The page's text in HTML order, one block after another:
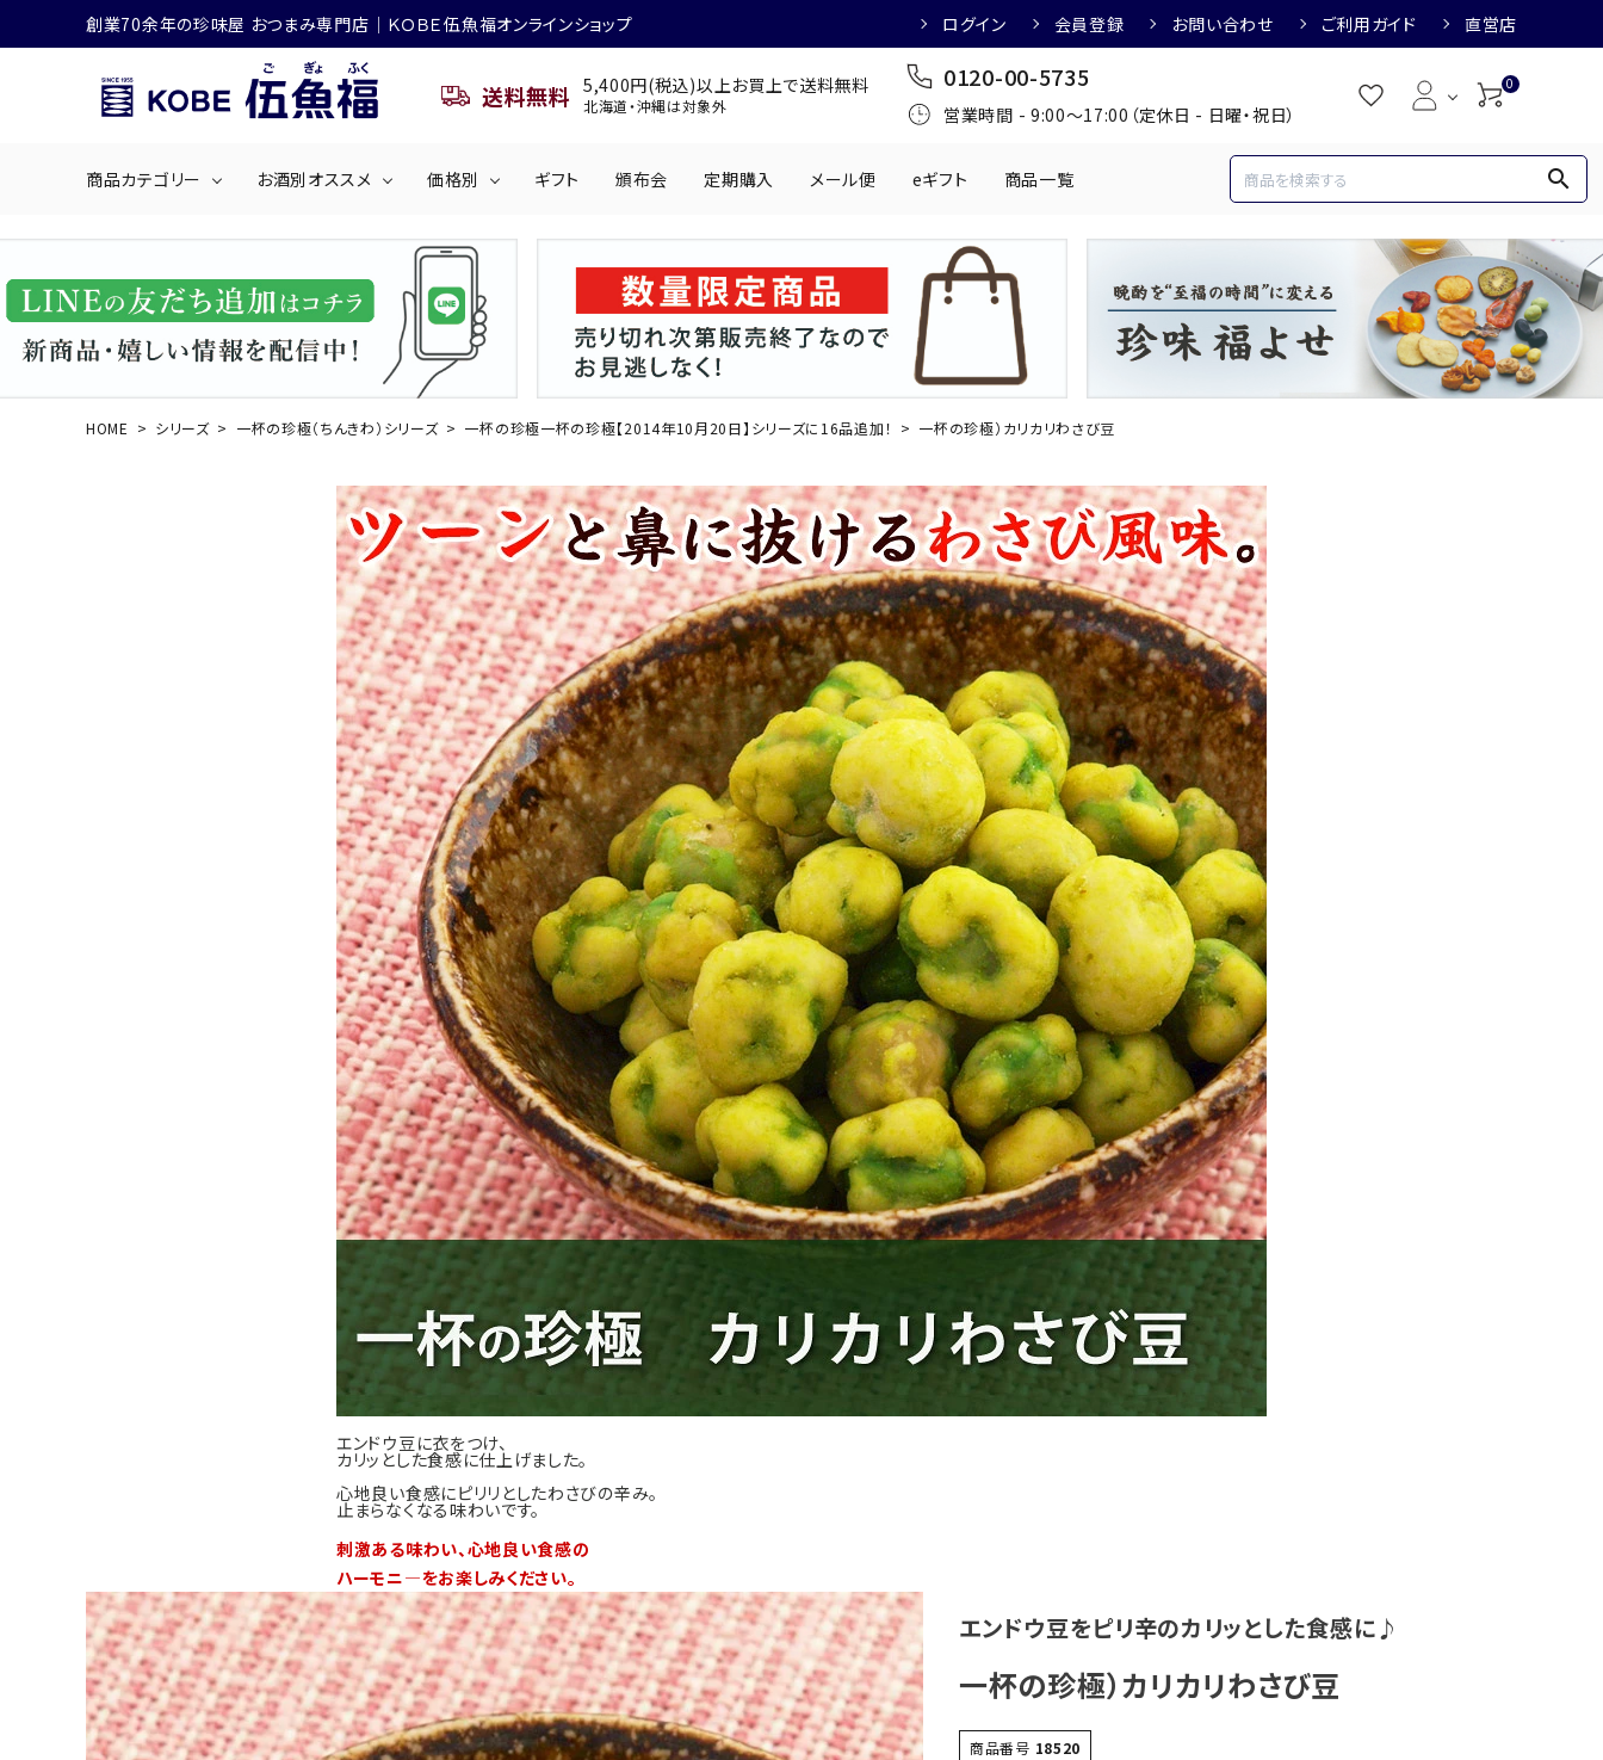
創業70余年の珍味屋 おつまみ専門店│ＫＯＢＥ伍魚福オンラインショップ ログイン 会員登録 お問い合わせ ご利用ガイド 直営店
送料無料 5,400円(税込)以上お買上で送料無料
北海道・沖縄は対象外
0120-00-5735
営業時間 - 9:00～17:00（定休日 - 日曜・祝日）
0
商品カテゴリー
くぎ煮 海産物 乳製品 かわきもの
佃煮・ごはんのおとも 丸う
お酒別オススメ
日本酒におすすめ 焼酎におすすめ
価格別
501円～1,000円 1,001円～2,000円 2,001円～3,000円 3,001円～4,000円
4,001円～5,000円 5,001円～
ギフト 頒布会 定期購入 メール便 eギフト 商品一覧 search
ACCOUNT MENU
ログイン 会員登録
HOME シリーズ 一杯の珍極（ちんきわ）シリーズ 一杯の珍極一杯の珍極【2014年10月20日】シリーズに16品追加！ 一杯の珍極）カリカリわさび豆
エンドウ豆に衣をつけ、
カリッとした食感に仕上げました。
心地良い食感にピリリとしたわさびの辛み。
止まらなくなる味わいです。
刺激ある味わい、心地良い食感の
ハーモニ―をお楽しみください。
エンドウ豆をピリ辛のカリッとした食感に♪
一杯の珍極）カリカリわさび豆
商品番号 18520